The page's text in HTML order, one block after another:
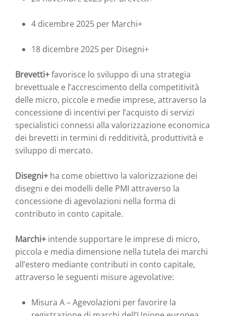
4 dicembre 2025 per Marchi+
18 dicembre 2025 per Disegni+
Brevetti+favorisce lo sviluppo di una strategia
brevettuale e l’accrescimento della competitività
delle micro, piccole e medie imprese, attraverso la
concessione di incentivi per l’acquisto di servizi
specialistici connessi alla valorizzazione economica
dei brevetti in termini di redditività, produttività e
sviluppo di mercato.
Disegni+ ha come obiettivo la valorizzazione dei
disegni e dei modelli delle PMI attraverso la
concessione di agevolazioni nella forma di
contributo in conto capitale.
Marchi+ intende supportare le imprese di micro,
piccola e media dimensione nella tutela dei marchi
all’estero mediante contributi in conto capitale,
attraverso le seguenti misure agevolative:
Misura A – Agevolazioni per favorire la